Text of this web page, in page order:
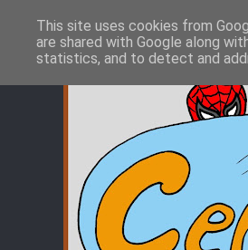
This site uses cookies from
are shared with Google along
statistics, and to detect and